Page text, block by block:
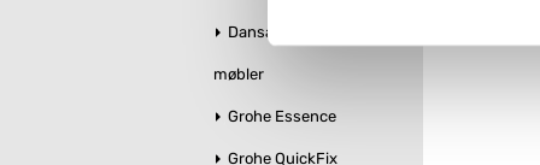
imidlertid også mulighed
ændre i dit samtykke, hvis
Dansani bruseglas &
møbler
Grohe Essence
Grohe QuickFix